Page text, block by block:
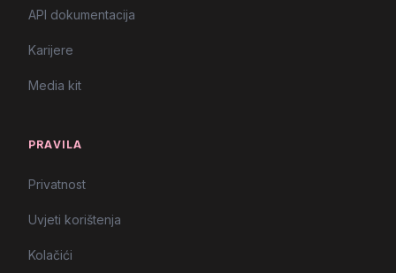
API dokumentacija
Karijere
Media kit
PRAVILA
Privatnost
Uvjeti korištenja
Kolačići